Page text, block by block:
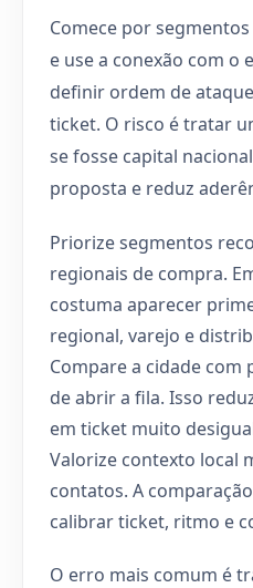
Comece por
e use a conexão com
definir ordem de
ticket. O risco é tratar
se fosse capital
proposta e reduz
Priorize segmentos
regionais de compra.
costuma aparecer
regional, varejo e
Compare a cidade com
de abrir a fila. Isso
em ticket muito
Valorize contexto local
contatos. A
calibrar ticket, ritmo e
O erro mais comum é